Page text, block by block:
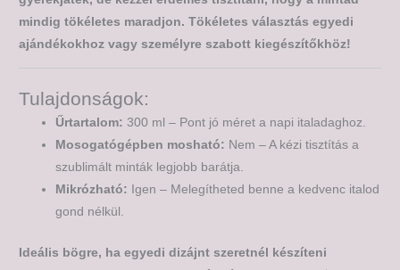
mindig tökéletes maradjon. Tökéletes választás egyedi
ajándékokhoz vagy személyre szabott kiegészítőkhöz!
Tulajdonságok:
Űrtartalom: 300 ml – Pont jó méret a napi italadaghoz.
Mosogatógépben mosható: Nem – A kézi tisztítás a
szublimált minták legjobb barátja.
Mikrózható: Igen – Melegítheted benne a kedvenc italod
gond nélkül.
Ideális bögre, ha egyedi dizájnt szeretnél készíteni